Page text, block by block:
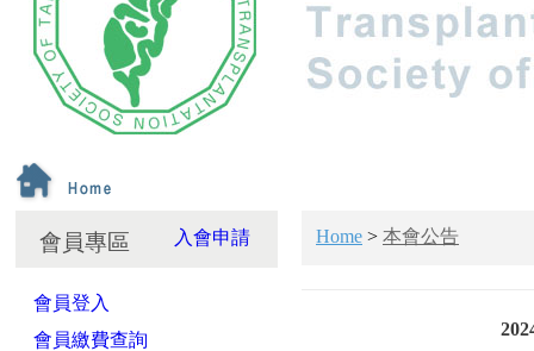
會員專區 入會申請
會員登入
會員繳費查詢
Home > 本會公告